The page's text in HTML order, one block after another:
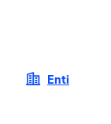
Enti